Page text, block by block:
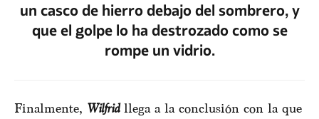
un casco de hierro debajo del sombrero, y
que el golpe lo ha destrozado como se
rompe un vidrio.
Finalmente, Wilfridllega a la conclusión con la que